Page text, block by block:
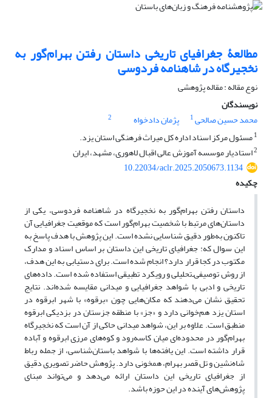
مطالعۀ جغرافیای تاریخی داستان رفتن بهرام‌گور به
نخجیرگاه در شاهنامه فردوسی
نوع مقاله : مقاله پژوهشی
نویسندگان
محمد حسین صالحی1 پژمان دادخواه
2
1مسئول مرکز اسناد اداره کل میراث فرهنگی استان یزد.
2استادیار موسسه آموزش عالی اقبال لاهوری، مشهد، ایران
10.22034/aclr.2025.2050673.1134
چکیده
داستان رفتن بهرام‌گور به نخجیرگاه در شاهنامه فردوسی، یکی از
داستان‌های مرتبط با شخصیت بهرام‌گور است که موقعیت جغرافیایی آن
تاکنون به‌طور دقیق شناسایی نشده است. این پژوهش با هدف پاسخ به
این سوال که: جغرافیای تاریخی این داستان بر اساس اسناد و مدارک
مکتوب در کجا قرار دارد؟ انجام شده است. برای دستیابی به این هدف،
از روش توصیفی‌ـ‌تحلیلی و رویکرد تطبیقی استفاده شده است. داده‌های
تاریخی و ادبی با شواهد جغرافیایی و میدانی مقایسه شده‌اند. نتایج
تحقیق نشان می‌دهند که مکان‌هایی چون «برقوه» با شهر ابرقوه در
استان یزد هم‌خوانی دارد و «جز» با منطقه جزستان در بزدیکی ابرقوه
منطبق است. علاوه بر این، شواهد میدانی حاکی از آن است که نخجیرگاه
بهرام‌گور در محدوده‌ای میان کاسه‌رود و کوه‌های مرزی ابرقوه و آباده
قرار داشته است. این یافته‌ها با شواهد باستان‌شناسی، از جمله رباط
شاه‌نشین و تل قصر بهرام، همخونی دارد. پژوهش حاضر تصویری دقیق
از جغرافیای تاریخی این داستان ارائه می‌دهد و می‌تواند مبنای
پژوهش‌های آینده در این حوزه باشد.